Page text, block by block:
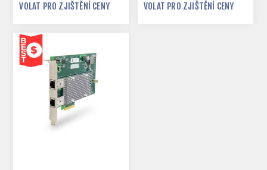
VOLAT PRO ZJIŠTĚNÍ CENY VOLAT PRO ZJIŠTĚNÍ CENY